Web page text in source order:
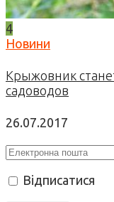
4
Новини
Крыжовник
садоводов
26.07.2017
Відписатися